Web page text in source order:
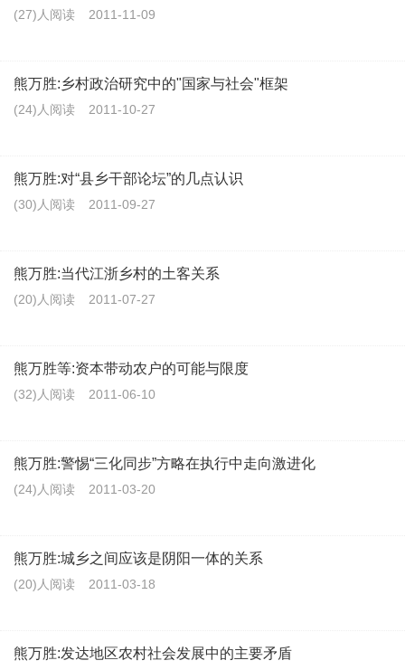
(27)人阅读 2011-11-09
熊万胜:乡村政治研究中的"国家与社会"框架
(24)人阅读 2011-10-27
熊万胜:对“县乡干部论坛”的几点认识
(30)人阅读 2011-09-27
熊万胜:当代江浙乡村的土客关系
(20)人阅读 2011-07-27
熊万胜等:资本带动农户的可能与限度
(32)人阅读 2011-06-10
熊万胜:警惕“三化同步”方略在执行中走向激进化
(24)人阅读 2011-03-20
熊万胜:城乡之间应该是阴阳一体的关系
(20)人阅读 2011-03-18
熊万胜:发达地区农村社会发展中的主要矛盾